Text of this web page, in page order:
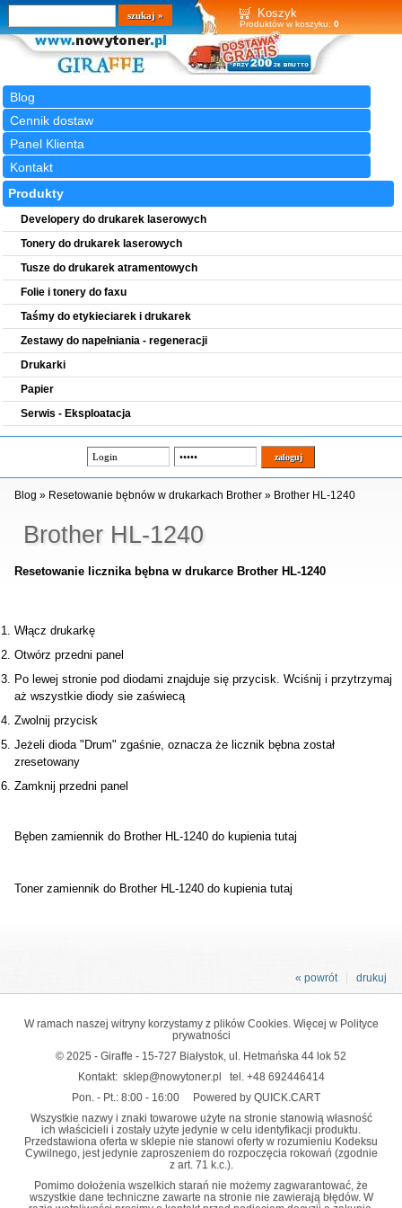
Koszyk
Produktów w koszyku: 0
Blog
Cennik dostaw
Panel Klienta
Kontakt
Wyszukiwarka
szukaj
Produkty
Developery do drukarek laserowych
Tonery do drukarek laserowych
Tusze do drukarek atramentowych
Folie i tonery do faxu
Taśmy do etykieciarek i drukarek
Zestawy do napełniania - regeneracji
Drukarki
Papier
Serwis - Eksploatacja
Brother HL-1240
Blog » Resetowanie bębnów w drukarkach Brother » Brother HL-1240
Resetowanie licznika bębna w drukarce Brother HL-1240
Włącz drukarkę
Otwórz przedni panel
Po lewej stronie pod diodami znajduje się przycisk. Wciśnij i przytrzymaj
aż wszystkie diody sie zaświecą
Zwolnij przycisk
Jeżeli dioda "Drum" zgaśnie, oznacza że licznik bębna został
zresetowany
Zamknij przedni panel
Bęben zamiennik do Brother HL-1240 do kupieniatutaj
Toner zamiennik do Brother HL-1240 do kupieniatutaj
drukuj
« powrót
W ramach naszej witryny korzystamy z plików Cookies. Więcej w Polityce
prywatności
© 2025 - Giraffe - 15-727 Białystok, ul. Hetmańska 44 lok 52
Kontakt: sklep@nowytoner.pl tel. +48 692446414
Pon. - Pt.: 8:00 - 16:00
Powered by QUICK.CART
Wszystkie nazwy i znaki towarowe użyte na stronie stanowią własność
ich właścicieli i zostały użyte jedynie w celu identyfikacji produktu.
Przedstawiona oferta w sklepie nie stanowi oferty w rozumieniu Kodeksu
Cywilnego, jest jedynie zaproszeniem do rozpoczęcia rokowań (zgodnie
z art. 71 k.c.).
Pomimo dołożenia wszelkich starań nie możemy zagwarantować, że
wszystkie dane techniczne zawarte na stronie nie zawierają błędów. W